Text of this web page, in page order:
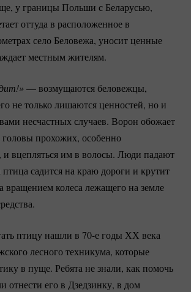
у границы Польши с Беларусью,
оттуда в расположенное в
село Беловежа, уносит ценные
местным жителям.
— возмущаются беловежцы,
не только лишаются ценностей, но и
несчастных случаев. Ворон обожает
головы прохожих, особенно
и вцепляться им в волосы. Люди падают
птица садится на краю дороги и крутит
вращением колеса лежащего на земле
птицу нашли в 70-е годы ХХ века
лесного техникума, которые
в пуще. Ребята не знали, как помочь
отнести его в Дзедзинку, в дом